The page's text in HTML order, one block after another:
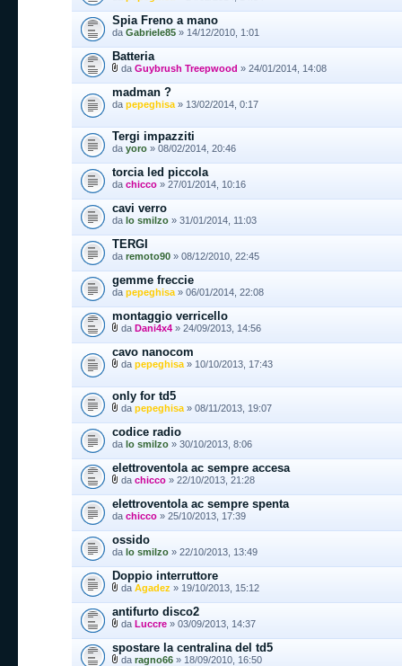
Spia Freno a mano
da Gabriele85 » 14/12/2010, 1:01
Batteria
da Guybrush Treepwood » 24/01/2014, 14:08
madman ?
da pepeghisa » 13/02/2014, 0:17
Tergi impazziti
da yoro » 08/02/2014, 20:46
torcia led piccola
da chicco » 27/01/2014, 10:16
cavi verro
da lo smilzo » 31/01/2014, 11:03
TERGI
da remoto90 » 08/12/2010, 22:45
gemme freccie
da pepeghisa » 06/01/2014, 22:08
montaggio verricello
da Dani4x4 » 24/09/2013, 14:56
cavo nanocom
da pepeghisa » 10/10/2013, 17:43
only for td5
da pepeghisa » 08/11/2013, 19:07
codice radio
da lo smilzo » 30/10/2013, 8:06
elettroventola ac sempre accesa
da chicco » 22/10/2013, 21:28
elettroventola ac sempre spenta
da chicco » 25/10/2013, 17:39
ossido
da lo smilzo » 22/10/2013, 13:49
Doppio interruttore
da Agadez » 19/10/2013, 15:12
antifurto disco2
da Luccre » 03/09/2013, 14:37
spostare la centralina del td5
da ragno66 » 18/09/2010, 16:50